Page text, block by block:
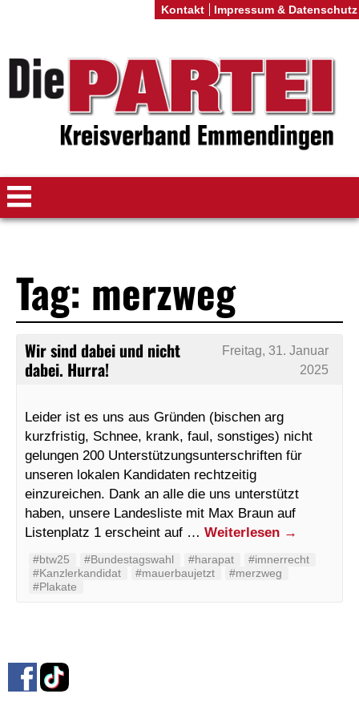
Tag: merzweg
Wir sind dabei und nicht
dabei. Hurra!
Freitag, 31. Januar
2025
Leider ist es uns aus Gründen (bischen arg
kurzfristig, Schnee, krank, faul, sonstiges) nicht
gelungen 200 Unterstützungsunterschriften für
unseren lokalen Kandidaten rechtzeitig
einzureichen. Dank an alle die uns unterstützt
haben, unsere Landesliste mit Max Braun auf
Listenplatz 1 erscheint auf … Weiterlesen →
#btw25 #Bundestagswahl #harapat
#imnerrecht
#Kanzlerkandidat
#mauerbaujetzt
#merzweg
#Plakate
Kontakt Impressum & Datenschutz